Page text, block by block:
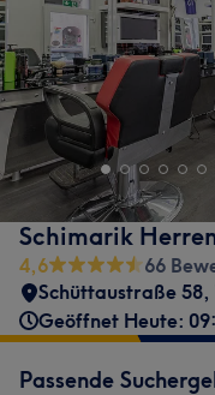
Schimarik
4,6
66
Schüttaustraße 58,
Geöffnet Heute:
Passende